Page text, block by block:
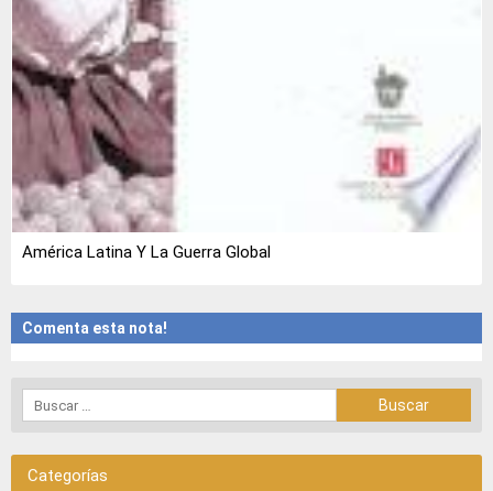
América Latina Y La Guerra Global
Comenta esta nota!
Categorías